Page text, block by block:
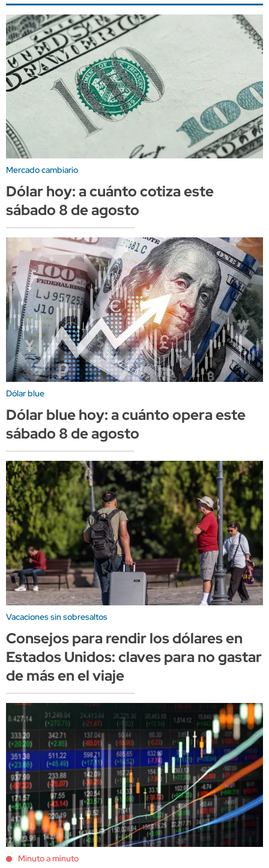
Mercado cambiario
Dólar hoy: a cuánto cotiza este
sábado 8 de agosto
Dólar blue
Dólar blue hoy: a cuánto opera este
sábado 8 de agosto
Vacaciones sin sobresaltos
Consejos para rendir los dólares en
Estados Unidos: claves para no gastar
de más en el viaje
Minuto a minuto